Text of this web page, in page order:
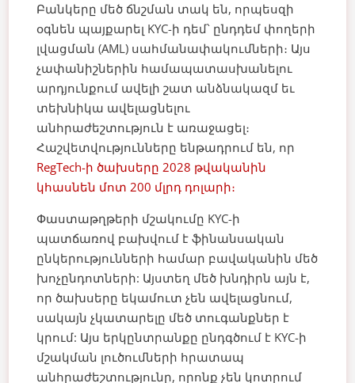
Բանկերը մեծ ճնշման տակ են, որպեսզի
օգնեն պայքարել KYC-ի դեմ՝ ընդդեմ փողերի
լվացման (AML) սահմանափակումների։ Այս
չափանիշներին համապատասխանելու
արդյունքում ավելի շատ անձնակազմ եւ
տեխնիկա ավելացնելու
անհրաժեշտություն է առաջացել։
Հաշվետվությունները ենթադրում են, որ
RegTech-ի ծախսերը 2028 թվականին
կհասնեն մոտ 200 մլրդ դոլարի։
Փաստաթղթերի մշակումը KYC-ի
պատճառով բախվում է ֆինանսական
ընկերությունների համար բավականին մեծ
խոչընդոտների: Այստեղ մեծ խնդիրն այն է,
որ ծախսերը եկամուտ չեն ավելացնում,
սակայն չկատարելը մեծ տուգանքներ է
կրում: Այս երկընտրանքը ընդգծում է KYC-ի
մշակման լուծումների հրատապ
անհրաժեշտությունը, որոնք չեն կոտրում